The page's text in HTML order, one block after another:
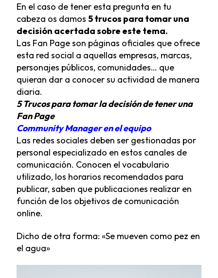
En el caso de tener esta pregunta en tu
cabeza os damos 5 trucos para tomar una
decisión acertada sobre este tema.
Las Fan Pageson páginas oficiales que ofrece
esta red social a aquellas empresas, marcas,
personajes públicos, comunidades… que
quieran dar a conocer su actividad de manera
diaria.
5 Trucos para tomar la decisión de tener una
Fan Page
Community Manager en el equipo
Las redes sociales deben ser gestionadas por
personal especializado en estos canales de
comunicación. Conocen el vocabulario
utilizado, los horarios recomendados para
publicar, saben que publicaciones realizar en
función de los objetivos de comunicación
online.
Dicho de otra forma: «Se mueven como pez en
el agua»